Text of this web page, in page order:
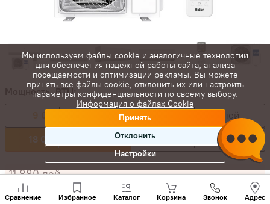
Мощность, BTU:
6 200 лей
18 000 11 900 лей
11 880лей
10 800 лей +
Сравнение Избранное Каталог Корзина Звонок Адрес
нам
+(373)
Мы используем файлы cookie и аналогичные технологии
для обеспечения надежной работы сайта, анализа
посещаемости и оптимизации рекламы. Вы можете
принять все файлы cookie, отклонить их или настроить
параметры конфиденциальности по своему выбору.
Информация о файлах Cookie
Принять
Отклонить
Настройки